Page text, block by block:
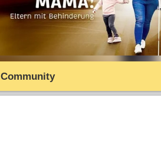
Community